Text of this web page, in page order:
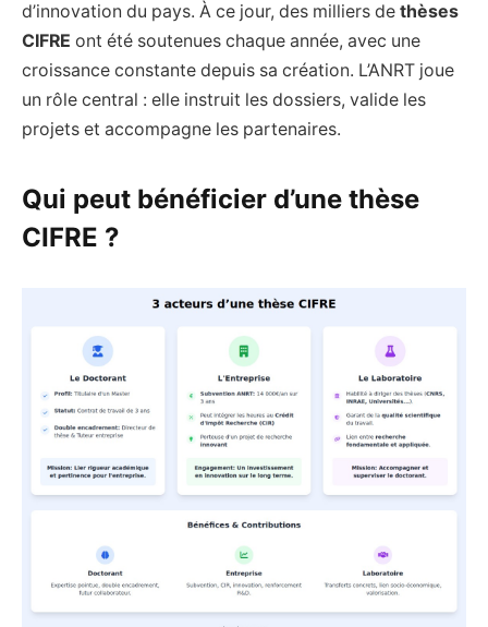
d’innovation du pays. À ce jour, des milliers de thèses
CIFRE ont été soutenues chaque année, avec une
croissance constante depuis sa création. L’ANRT joue
un rôle central : elle instruit les dossiers, valide les
projets et accompagne les partenaires.
Qui peut bénéficier d’une thèse
CIFRE ?